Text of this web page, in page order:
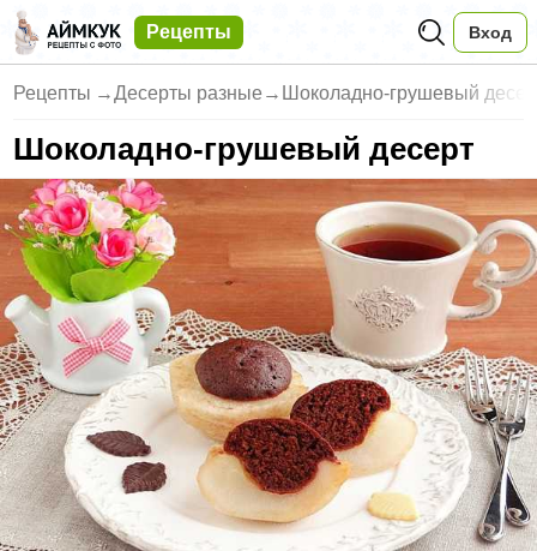
Рецепты Вход
Рецепты →Десерты разные → Шоколадно-грушевый
Шоколадно-грушевый десерт